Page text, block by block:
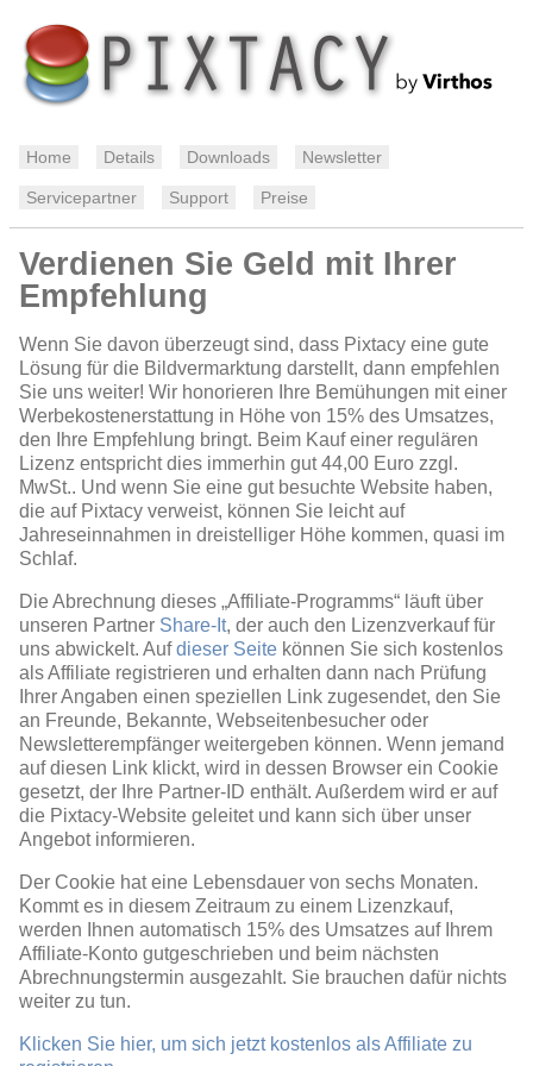
Home Details Downloads Newsletter
Servicepartner Support Preise
Verdienen Sie Geld mit Ihrer
Empfehlung
Wenn Sie davon überzeugt sind, dass Pixtacy eine gute
Lösung für die Bildvermarktung darstellt, dann empfehlen
Sie uns weiter! Wir honorieren Ihre Bemühungen mit einer
Werbekostenerstattung in Höhe von 15% des Umsatzes,
den Ihre Empfehlung bringt. Beim Kauf einer regulären
Lizenz entspricht dies immerhin gut 44,00 Euro zzgl.
MwSt.. Und wenn Sie eine gut besuchte Website haben,
die auf Pixtacy verweist, können Sie leicht auf
Jahreseinnahmen in dreistelliger Höhe kommen, quasi im
Schlaf.
Die Abrechnung dieses „Affiliate-Programms“ läuft über
unseren Partner Share-It, der auch den Lizenzverkauf für
uns abwickelt. Aufdieser Seite können Sie sich kostenlos
als Affiliate registrieren und erhalten dann nach Prüfung
Ihrer Angaben einen speziellen Link zugesendet, den Sie
an Freunde, Bekannte, Webseitenbesucher oder
Newsletterempfänger weitergeben können. Wenn jemand
auf diesen Link klickt, wird in dessen Browser ein Cookie
gesetzt, der Ihre Partner-ID enthält. Außerdem wird er auf
die Pixtacy-Website geleitet und kann sich über unser
Angebot informieren.
Der Cookie hat eine Lebensdauer von sechs Monaten.
Kommt es in diesem Zeitraum zu einem Lizenzkauf,
werden Ihnen automatisch 15% des Umsatzes auf Ihrem
Affiliate-Konto gutgeschrieben und beim nächsten
Abrechnungstermin ausgezahlt. Sie brauchen dafür nichts
weiter zu tun.
Klicken Sie hier, um sich jetzt kostenlos als Affiliate zu